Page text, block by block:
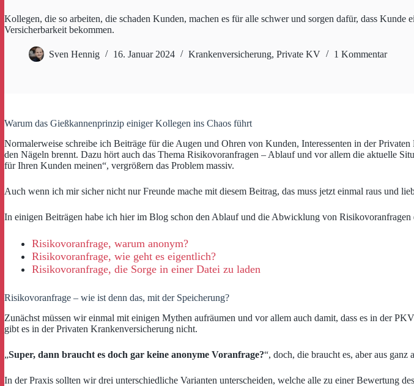
Kollegen, die so arbeiten, die schaden Kunden, machen es für alle schwer und sorgen dafür, dass Kunde
Versicherbarkeit bekommen.
Sven Hennig 16. Januar 2024 Krankenversicherung, Private KV 1 Kommentar
Warum das Gießkannenprinzip einiger Kollegen ins Chaos führt
Normalerweise schreibe ich Beiträge für die Augen und Ohren von Kunden, Interessenten in der
den Nägeln brennt. Dazu hört auch das Thema Risikovoranfragen – Ablauf und vor allem die aktuelle
für Ihren Kunden meinen“, vergrößern das Problem massiv.
Auch wenn ich mir sicher nicht nur Freunde mache mit diesem Beitrag, das muss jetzt einmal raus und
In einigen Beiträgen habe ich hier im Blog schon den Ablauf und die Abwicklung von
Risikovoranfrage, warum anonym?
Risikovoranfrage, wie geht es eigentlich?
Risikovoranfrage, die Sorge in einer Datei zu laden
Risikovoranfrage – wie ist denn das, mit der Speicherung?
Zunächst müssen wir einmal mit einigen Mythen aufräumen und vor allem auch damit, dass es in der
gibt es in der Privaten Krankenversicherung nicht.
„Super, dann braucht es doch gar keine anonyme Voranfrage?“, doch, die braucht es, aber aus
In der Praxis sollten wir drei unterschiedliche Varianten unterscheiden, welche alle zu einer Bewertung